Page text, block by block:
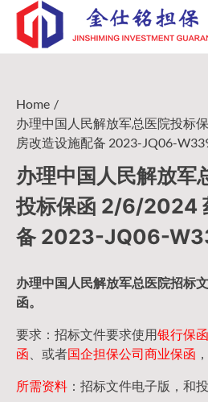
Skip
content
Home
办理中国人民解放军总医院投标
房改造设施配备 2023-JQ06-
办理中国人民解放军
投标保函 2/6/2024
备 2023-JQ06-
办理中国人民解放军总医院招标
函。
要求：招标文件要求使用银行保函
函 、或者国企担保公司商业保函
所需资料 ：招标文件电子版，和